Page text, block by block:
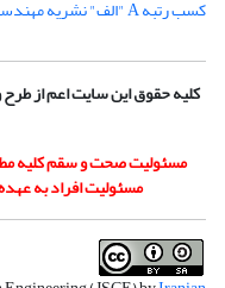
کسب رتبه A "الف" نشریه مهندسی سازه و ساخت
کلیه حقوق این سایت اعم از
مسئولیت صحت و سقم کلیه
مسئولیت افراد به